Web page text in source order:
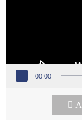
00:00